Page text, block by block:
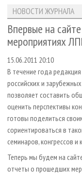
ЛЕСОЗАГОТОВКА
ЛЕСОПИЛЕНИЕ
СУШКА ДРЕВЕСИНЫ
ПРОИЗВОДСТВО
ДЕРЕВЯННОЕ
ПРОИЗВОДСТВО
БИОЭНЕРГЕТИКА
ИНСТРУМЕНТ И
НОВОСТИ ЛПК
НОВОСТИ
ПРОЕКТЫ ЛПИ
АНАЛИТИКА
ПРЕДПРИЯТИЯ ЛПК
ПЕРСОНЫ
МОБИЛЬНЫЕ
ОФИЦИАЛЬНЫЕ
ПРИОРИТЕТНЫЕ
RUSSIAN
ГАЗЕТА
БИБЛИОТЕКА
АРХИВ ЖУРНАЛОВ
О ЖУРНАЛЕ
ПОДПИСКА
КОНТАКТЫ
РЕКЛАМОДАТЕЛЯМ
РЕКЛАМА
РЕКЛАМА НА САЙТЕ
НОВОСТИ ЖУРНАЛА
Впервые на
мероприятиях
15.06.2011 20:10
В течение года
российских и
позволяет составить
оценить перспективы
готовы поделиться
сориентироваться в
семинаров, конгрессов и
Теперь мы будем на
отчеты о прошедших